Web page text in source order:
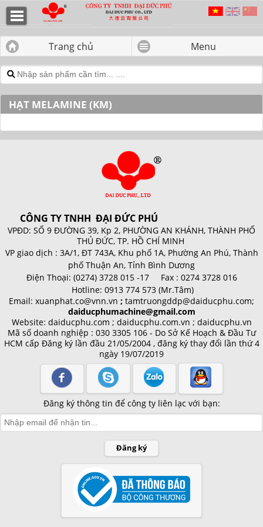
HẠT MELAMINE (KM) - CÔNG TY
TNHH ĐẠI ĐỨC PHÚ
Trang chủ Menu
HẠT MELAMINE (KM)
CÔNG TY TNHH ĐẠI ĐỨC PHÚ
VPĐD: SỐ 9 ĐƯỜNG 39, Kp 2, PHƯỜNG AN KHÁNH, THÀNH PHỐ
THỦ ĐỨC, TP. HỒ CHÍ MINH
VP giao dịch : 3A/1, ĐT 743A, Khu phố 1A, Phường An Phú, Thành
phố Thuận An, Tỉnh Bình Dương
Điện Thoại: (0274) 3728 015 -17 Fax : 0274 3728 016
Hotline: 0913 774 573 (Mr.Tâm)
Email: xuanphat.co@vnn.vn ; tamtruongddp@daiducphu.com;
daiducphumachine@gmail.com
Website: daiducphu.com ; daiducphu.com.vn ; daiducphu.vn
Mã số doanh nghiệp : 030 3305 106 - Do Sở Kế Hoạch & Đầu Tư
HCM cấp Đăng ký lần đầu 21/05/2004 , đăng ký thay đổi lần thứ 4
ngày 19/07/2019
Đăng ký thông tin để công ty liên lạc với bạn:
Đăng ký